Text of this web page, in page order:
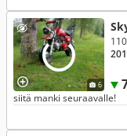
6
siitä manki seuraavalle!